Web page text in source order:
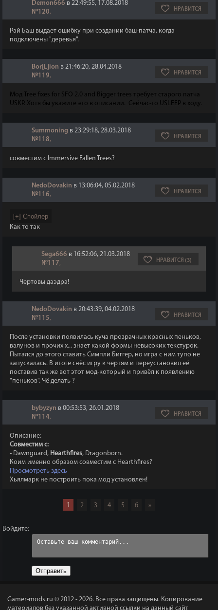
Demon666 в 22:49:55, 17.08.2018
№120, НРАВИТСЯ
Рай Баш выдает ошибку при создании баш-патча, когда
подключены "деревья".
Bor[L]ion в 21:46:20, 28.04.2018
№119, НРАВИТСЯ
Мод Tree fixes for SFO 2.0 and Bigger trees требует старого патча
USKP. Хотя бы укажите это в описании. Сейчас-то USLEEP в ходу.
Summoning в 23:29:18, 28.03.2018
№118, НРАВИТСЯ
совместим с Immersive Fallen Trees?
NedoDovakin в 13:06:04, 05.02.2018
№116, НРАВИТСЯ
Как то так
Sega666 в 16:52:06, 21.03.2018
№117, НРАВИТСЯ (3)
Чертовы даэдра!
NedoDovakin в 20:43:39, 04.02.2018
№115, НРАВИТСЯ
После установки появилась куча прозрачных красных пеньков,
валунов и прочих х... знает какой формы невысоких текстурок.
Пытался до этого ставить Симпли Биггер, но игра с ним тупо не
запускалась. В итоге снёс игру к чертям и переустановил её
поставив так же вот этот мод-который и привёл к появлению
"пеньков". Чё делать ?
bybyzyn в 00:53:53, 26.01.2018
№114, НРАВИТСЯ
Описание:
Совместим с:
- Dawnguard, Hearthfires, Dragonborn.
Коим именно образом совместим с Hearthfires?
Просмотреть здесь
Хьялмарк не построить пока мод установлен!
1 2 3 4 5 6 »
Войдите:
Отправить
Gamer-mods.ru © 2012 - 2026. Все права защищены. Копирование
материалов без указанной активной ссылки на данный сайт